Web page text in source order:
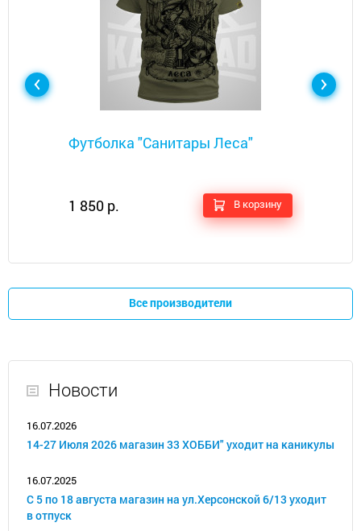
Футболка "Санитары Леса"​
1 850 р. В корзину
Все производители
Новости
16.07.2026
14-27 Июля 2026 магазин 33 ХОББИ" уходит на каникулы
16.07.2025
С 5 по 18 августа магазин на ул.Херсонской 6/13 уходит
в отпуск